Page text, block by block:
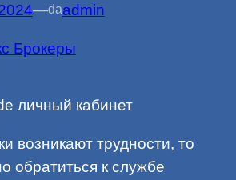
—daadmin
Брокеры
возникают трудности, то
обратиться к службе